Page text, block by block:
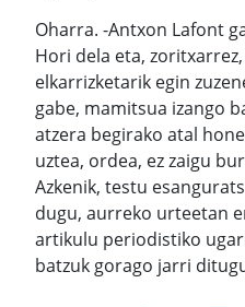
Oharra. -Antxon Lafont
Hori dela eta,
elkarrizketarik egin
gabe, mamitsua izango
atzera begirako atal
uztea, ordea, ez zaigu
Azkenik, testu
dugu, aurreko urteetan
artikulu periodistiko
batzuk gorago jarri